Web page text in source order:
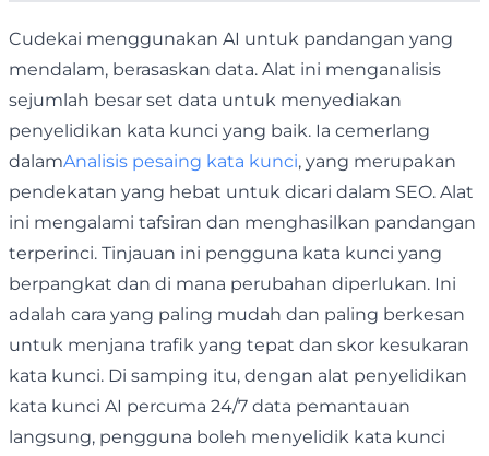
Cudekai menggunakan AI untuk pandangan yang
mendalam, berasaskan data. Alat ini menganalisis
sejumlah besar set data untuk menyediakan
penyelidikan kata kunci yang baik. Ia cemerlang
dalamAnalisis pesaing kata kunci, yang merupakan
pendekatan yang hebat untuk dicari dalam SEO. Alat
ini mengalami tafsiran dan menghasilkan pandangan
terperinci. Tinjauan ini pengguna kata kunci yang
berpangkat dan di mana perubahan diperlukan. Ini
adalah cara yang paling mudah dan paling berkesan
untuk menjana trafik yang tepat dan skor kesukaran
kata kunci. Di samping itu, dengan alat penyelidikan
kata kunci AI percuma 24/7 data pemantauan
langsung, pengguna boleh menyelidik kata kunci